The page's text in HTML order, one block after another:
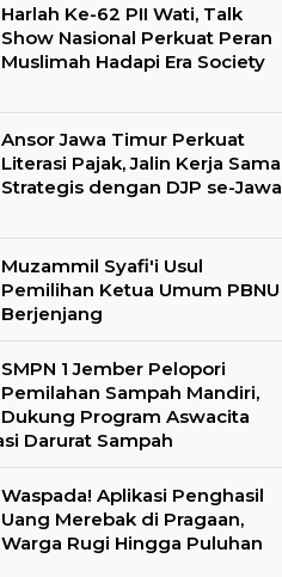
Harlah Ke-62 PII Wati, Talk
Show Nasional Perkuat Peran
Muslimah Hadapi Era Society
Ansor Jawa Timur Perkuat
Literasi Pajak, Jalin Kerja Sama
Strategis dengan DJP se-Jawa
Muzammil Syafi'i Usul
Pemilihan Ketua Umum PBNU
Berjenjang
SMPN 1 Jember Pelopori
Pemilahan Sampah Mandiri,
Dukung Program Aswacita
Darurat Sampah
Waspada! Aplikasi Penghasil
Uang Merebak di Pragaan,
Warga Rugi Hingga Puluhan